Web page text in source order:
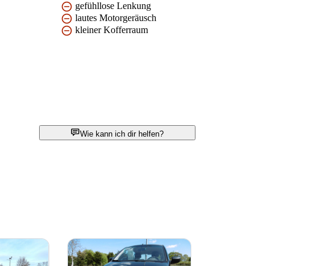
gefühllose Lenkung
lautes Motorgeräusch
kleiner Kofferraum
Wie kann ich dir helfen?